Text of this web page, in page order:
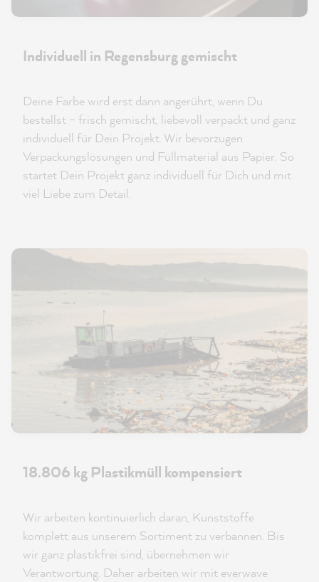
Individuell in Regensburg gemischt
Deine Farbe wird erst dann angerührt, wenn Du
bestellst – frisch gemischt, liebevoll verpackt und ganz
individuell für Dein Projekt. Wir bevorzugen
Verpackungslösungen und Füllmaterial aus Papier. So
startet Dein Projekt ganz individuell für Dich und mit
viel Liebe zum Detail.
18.806 kg Plastikmüll kompensiert
Wir arbeiten kontinuierlich daran, Kunststoffe
komplett aus unserem Sortiment zu verbannen. Bis
wir ganz plastikfrei sind, übernehmen wir
Verantwortung. Daher arbeiten wir mit everwave